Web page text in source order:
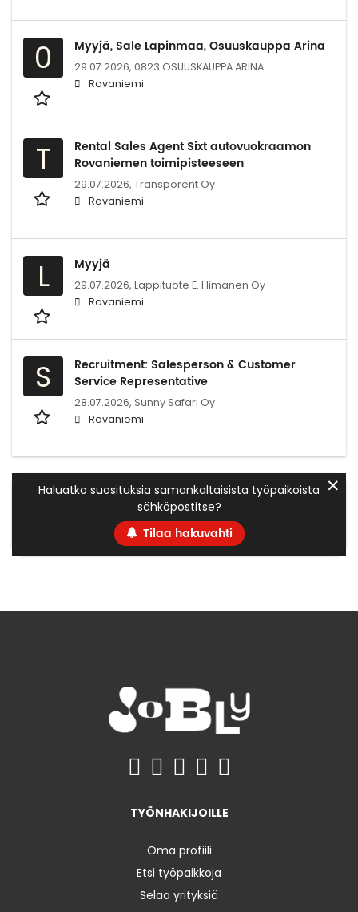
0 Myyjä, Sale Lapinmaa, Osuuskauppa Arina
29.07.2026, 0823 OSUUSKAUPPA ARINA
Rovaniemi
T
Rental Sales Agent Sixt autovuokraamon
Rovaniemen toimipisteeseen
29.07.2026, Transporent Oy
Rovaniemi
L Myyjä
29.07.2026, Lappituote E. Himanen Oy
Rovaniemi
S
Recruitment: Salesperson & Customer
Service Representative
28.07.2026, Sunny Safari Oy
Rovaniemi
Haluatko suosituksia samankaltaisista työpaikoista
sähköpostitse?
Tilaa hakuvahti
✕
TYÖNHAKIJOILLE
Oma profiili
Etsi työpaikkoja
Selaa yrityksiä